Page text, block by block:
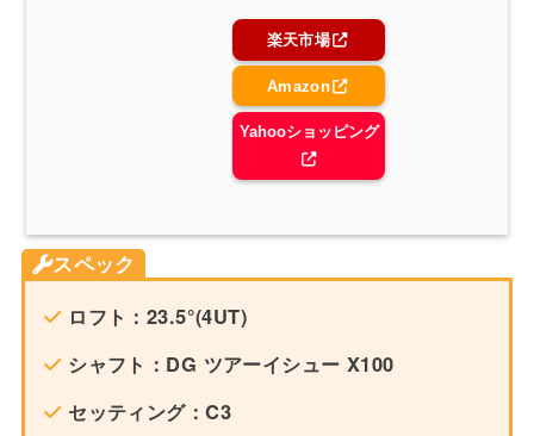
楽天市場
Amazon
Yahooショッピング
スペック
ロフト：23.5°(4UT)
シャフト：DG ツアーイシュー X100
セッティング：C3